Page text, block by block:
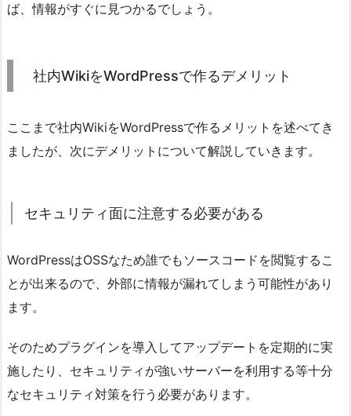
ば、情報がすぐに見つかるでしょう。
社内WikiをWordPressで作るデメリット
ここまで社内WikiをWordPressで作るメリットを述べてき
ましたが、次にデメリットについて解説していきます。
セキュリティ面に注意する必要がある
WordPressはOSSなため誰でもソースコードを閲覧するこ
とが出来るので、外部に情報が漏れてしまう可能性があり
ます。
そのためプラグインを導入してアップデートを定期的に実
施したり、セキュリティが強いサーバーを利用する等十分
なセキュリティ対策を行う必要があります。